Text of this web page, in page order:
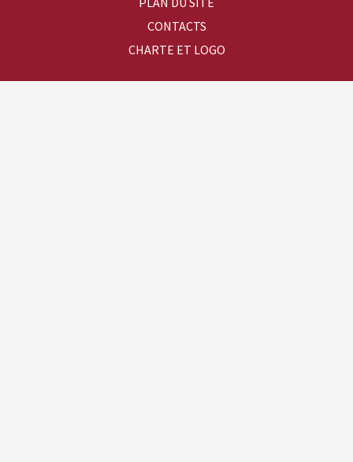
CONTACTS
CHARTE ET LOGO